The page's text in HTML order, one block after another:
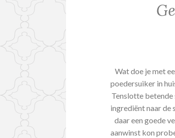
Wat doe je met
poedersuiker in
Tenslotte betende
ingrediënt naar de
daar een goede
aanwinst kon